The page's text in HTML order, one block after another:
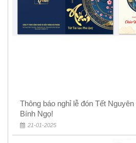
Thông báo nghỉ lễ đón Tết
Bính Ngọ!
21-01-2025